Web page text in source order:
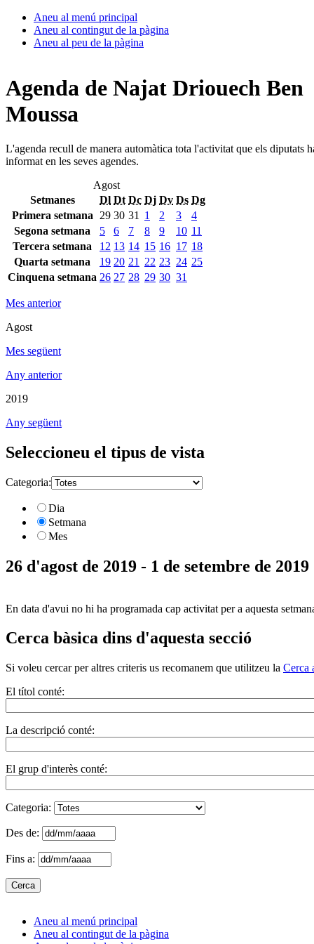
Aneu al menú principal
Aneu al contingut de la pàgina
Aneu al peu de la pàgina
Agenda de Najat Driouech Ben
Moussa
L'agenda recull de manera automàtica tota l'activitat que els diputats
informat en les seves agendes.
Agost
Setmanes
Dl Dt Dc Dj Dv Ds Dg
Primera setmana
29 30 31 1 2 3
4
Segona setmana
5 6 7 8 9 10 11
Tercera setmana
12 13 14 15 16 17 18
Quarta setmana
19 20 21 22 23 24 25
Cinquena setmana 26 27 28 29 30 31
Mes anterior
Agost
Mes següent
Any anterior
2019
Any següent
Seleccioneu el tipus de vista
Categoria:
Dia
Setmana
Mes
26 d'agost de 2019 - 1 de setembre de 2019
En data d'avui no hi ha programada cap activitat per a aquesta
Cerca bàsica dins d'aquesta secció
Si voleu cercar per altres criteris us recomanem que utilitzeu la Cerca
El títol conté:
La descripció conté:
El grup d'interès conté:
Categoria:
Des de:
Fins a:
Aneu al menú principal
Aneu al contingut de la pàgina